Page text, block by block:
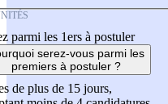
parmi les 1ers à postuler
serez-vous parmi les
premiers à postuler ?
de plus de 15 jours,